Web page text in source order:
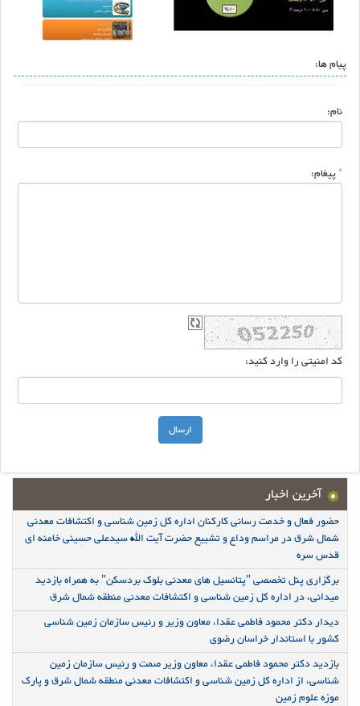
پیام ها:
نام:
*پیغام:
کد امنیتی را وارد کنید:
آخرین اخبار
حضور فعال و خدمت رسانی کارکنان اداره کل زمین شناسی و اکتشافات معدنی
شمال شرق در مراسم وداع و تشییع حضرت آیت الله سیدعلی حسینی خامنه ای
قدس سره
برگزاری پنل تخصصی "پتانسیل های معدنی بلوک بردسکن" به همراه بازدید
میدانی، در اداره کل زمین شناسی و اکتشافات معدنی منطقه شمال شرق
دیدار دکتر محمود فاطمی عقدا، معاون وزیر و رئیس سازمان زمین شناسی
کشور با استاندار خراسان رضوی
بازدید دکتر محمود فاطمی عقدا، معاون وزیر صمت و رئیس سازمان زمین
شناسی، از اداره کل زمین شناسی و اکتشافات معدنی منطقه شمال شرق و پارک
موزه علوم زمین